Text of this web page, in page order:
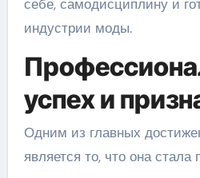
себе, самодисциплину и
индустрии моды.
успех и
Одним из главных
является то, что она стала